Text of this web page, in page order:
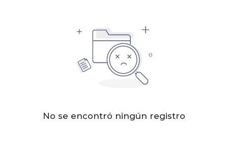
No se encontró ningún registro